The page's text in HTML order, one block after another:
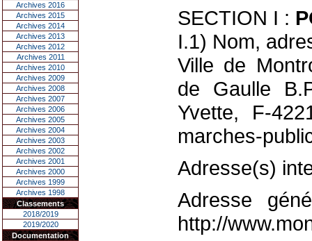
Archives 2016
Archives 2015
Archives 2014
Archives 2013
Archives 2012
Archives 2011
Archives 2010
Archives 2009
Archives 2008
Archives 2007
Archives 2006
Archives 2005
Archives 2004
Archives 2003
Archives 2002
Archives 2001
Archives 2000
Archives 1999
Archives 1998
Classements
2018/2019
2019/2020
Documentation
SECTION I :
I.1) Nom,
Ville de
de Gaulle
Yvette, F-
marches-
Adresse(s)
Adresse
http://